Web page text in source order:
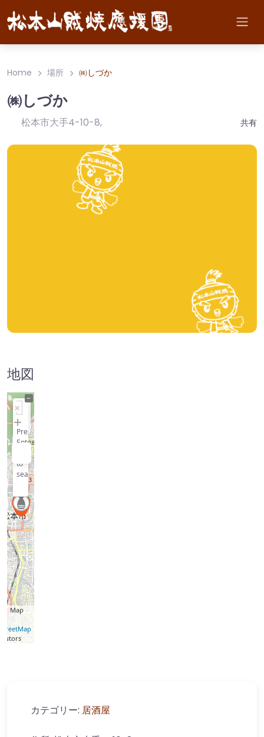
Home 場所 ㈱しづか
㈱しづか
松本市大手4-10-8, 共有
地図
+
−
Press
Enter
to
search
| Map
カテゴリー: 居酒屋